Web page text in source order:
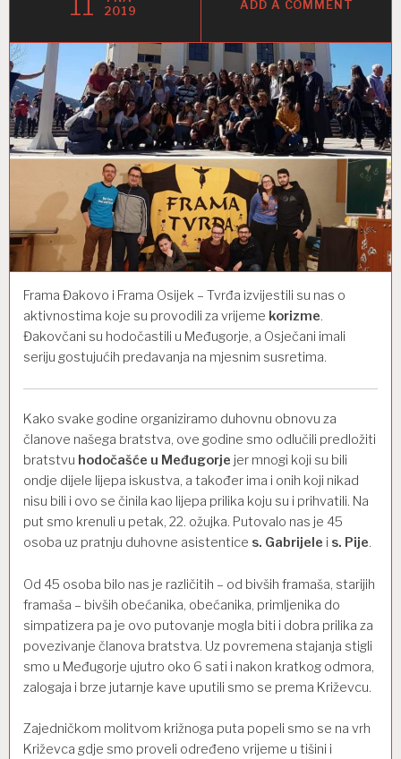
2019
ADD A COMMENT
Frama Đakovo i Frama Osijek – Tvrđa izvijestili su nas o
aktivnostima koje su provodili za vrijeme korizme.
Đakovčani su hodočastili u Međugorje, a Osječani imali
seriju gostujućih predavanja na mjesnim susretima.
Kako svake godine organiziramo duhovnu obnovu za
članove našega bratstva, ove godine smo odlučili predložiti
bratstvu hodočašće u Međugorje jer mnogi koji su bili
ondje dijele lijepa iskustva, a također ima i onih koji nikad
nisu bili i ovo se činila kao lijepa prilika koju su i prihvatili. Na
put smo krenuli u petak, 22. ožujka. Putovalo nas je 45
osoba uz pratnju duhovne asistentice s. Gabrijele i s. Pije.
Od 45 osoba bilo nas je različitih – od bivših framaša, starijih
framaša – bivših obećanika, obećanika, primljenika do
simpatizera pa je ovo putovanje mogla biti i dobra prilika za
povezivanje članova bratstva. Uz povremena stajanja stigli
smo u Međugorje ujutro oko 6 sati i nakon kratkog odmora,
zalogaja i brze jutarnje kave uputili smo se prema Križevcu.
Zajedničkom molitvom križnoga puta popeli smo se na vrh
Križevca gdje smo proveli određeno vrijeme u tišini i